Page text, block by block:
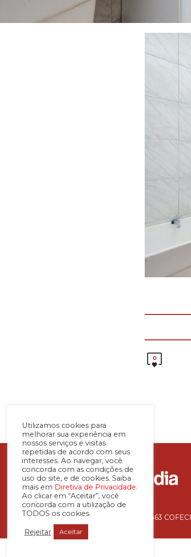
0
Avaliadora Imobiliária – CNAI 36.863 COFECI
Utilizamos cookies para
melhorar sua experiência em
nossos serviços e visitas
repetidas de acordo com seus
interesses. Ao navegar, você
concorda com as condições de
uso do site, e de cookies. Saiba
mais em Diretiva de Privacidade.
Ao clicar em “Aceitar”, você
concorda com a utilização de
TODOS os cookies.
Rejeitar Aceitar